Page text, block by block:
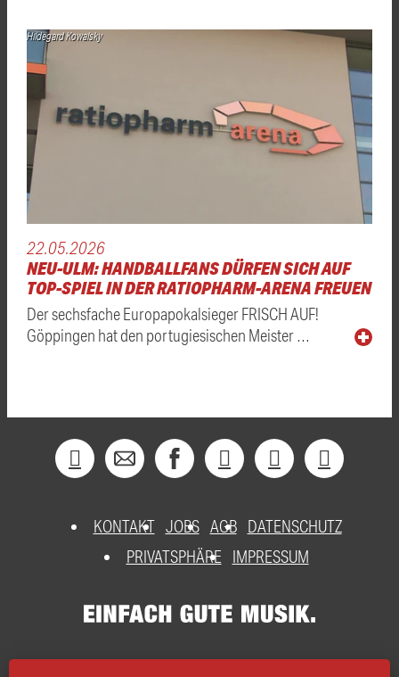
Hildegard Kowalsky
22.05.2026
NEU-ULM: HANDBALLFANS DÜRFEN SICH AUF
TOP-SPIEL IN DER RATIOPHARM-ARENA FREUEN
Der sechsfache Europapokalsieger FRISCH AUF!
Göppingen hat den portugiesischen Meister …
KONTAKT JOBS AGB DATENSCHUTZ
PRIVATSPHÄRE
IMPRESSUM